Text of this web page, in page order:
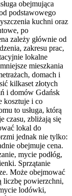
obejmująca
podstawowego
kuchni oraz
po
zależy głównie od
zakresu prac,
lokalne
mieszkania
domach i
kilkaset złotych
i domów Gdańsk
kosztuje i co
to usługa, którą
czasu, zbliżają się
lokal do
jednak nie tylko:
obejmuje cena.
mycie podłóg,
Sprzątanie
Może obejmować
liczbę powierzchni,
lodówki,